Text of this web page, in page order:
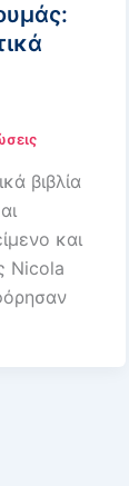
βιβλία
και
Nicola